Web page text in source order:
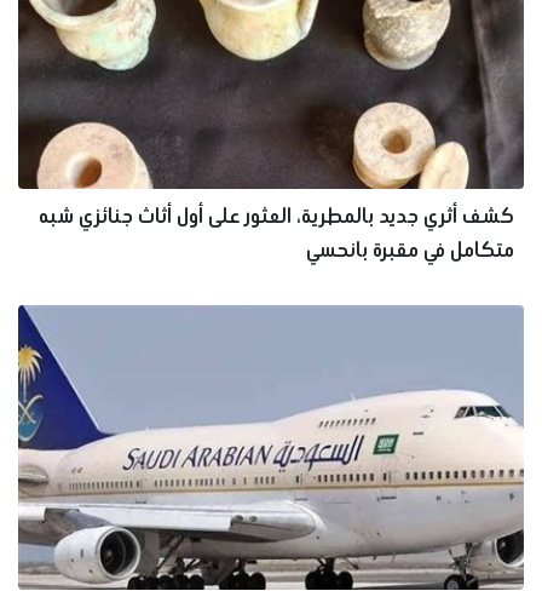
كشف أثري جديد بالمطرية، العثور على أول أثاث جنائزي شبه
متكامل في مقبرة بانحسي